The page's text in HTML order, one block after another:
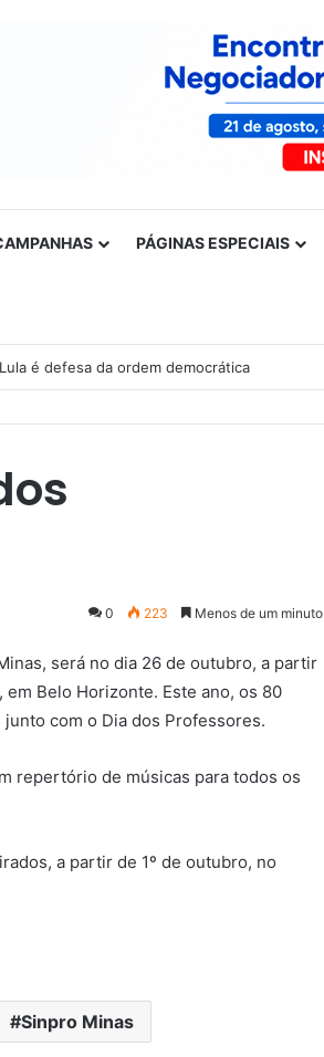
PÁGINAS ESPECIAIS
é defesa da ordem democrática
0 223 Menos de um minuto
será no dia 26 de outubro, a partir
Belo Horizonte. Este ano, os 80
com o Dia dos Professores.
repertório de músicas para todos os
a partir de 1º de outubro, no
Sinpro Minas